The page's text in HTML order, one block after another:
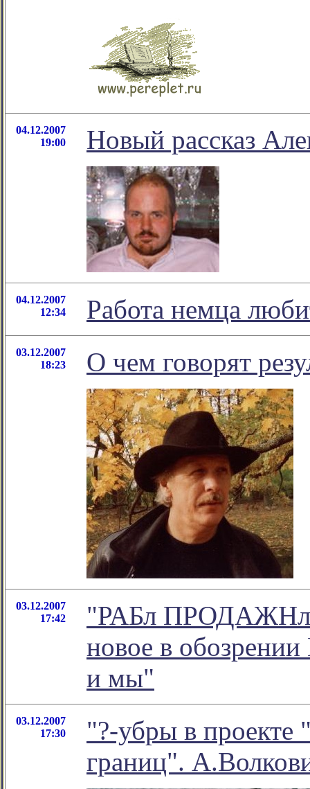
04.12.2007
19:00
Новый рассказ
04.12.2007
12:34
Работа немца
03.12.2007
18:23
О чем говорят
03.12.2007
17:42
"РАБл
новое в
и мы"
03.12.2007
17:30
"?-убры в проекте
границ".